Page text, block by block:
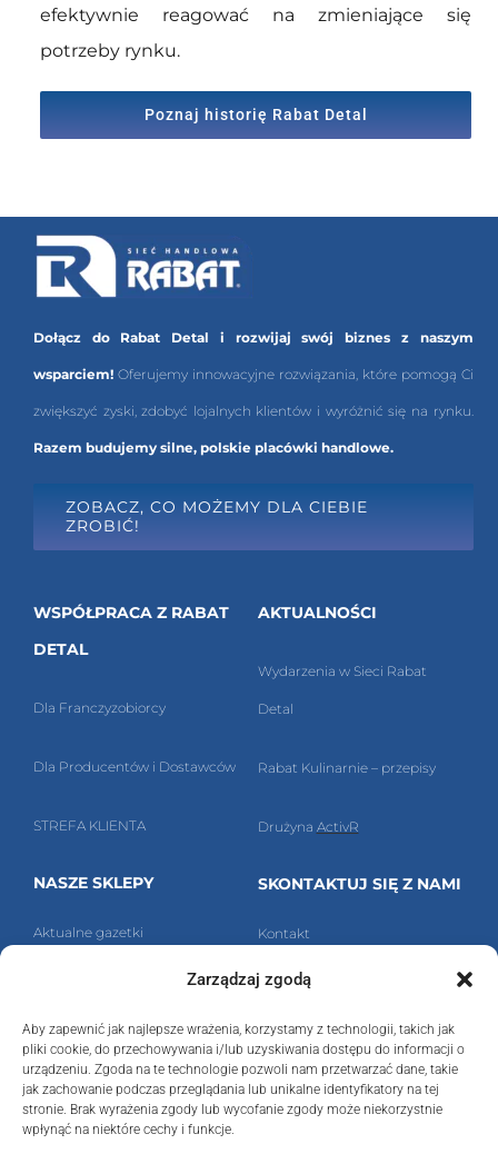
Zarządzaj zgodą
Aby zapewnić jak najlepsze wrażenia, korzystamy z technologii, takich jak
pliki cookie, do przechowywania i/lub uzyskiwania dostępu do informacji o
urządzeniu. Zgoda na te technologie pozwoli nam przetwarzać dane, takie
jak zachowanie podczas przeglądania lub unikalne identyfikatory na tej
stronie. Brak wyrażenia zgody lub wycofanie zgody może niekorzystnie
wpłynąć na niektóre cechy i funkcje.
efektywnie reagować na zmieniające się
potrzeby rynku.
Poznaj historię Rabat Detal
Dołącz do Rabat Detal i rozwijaj swój biznes z naszym
wsparciem! Oferujemy innowacyjne rozwiązania, które pomogą Ci
zwiększyć zyski, zdobyć lojalnych klientów i wyróżnić się na rynku.
Razem budujemy silne, polskie placówki handlowe.
ZOBACZ, CO MOŻEMY DLA CIEBIE
ZROBIĆ!
WSPÓŁPRACA Z RABAT
DETAL
Dla Franczyzobiorcy
Dla Producentów i Dostawców
STREFA KLIENTA
NASZE SKLEPY
Aktualne gazetki
AKTUALNOŚCI
Wydarzenia w Sieci Rabat
Detal
Rabat Kulinarnie – przepisy
Drużyna ActivR
SKONTAKTUJ SIĘ Z NAMI
Kontakt
Polityka prywatności
Rabat Detal Sp. z o.o.
ul. Kossutha 6,40-832 Katowice
NIP:6342410891 ,REGON:276988150